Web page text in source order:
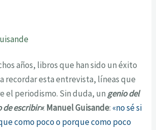
años, libros que han sido un éxito
recordar esta entrevista, líneas que
el periodismo. Sin duda, ungenio del
de escribir»: Manuel Guisande: «no sé si
como poco o porque como poco